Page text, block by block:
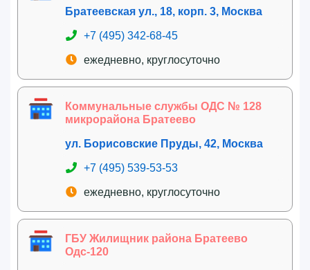
Братеевская ул., 18, корп. 3, Москва
+7 (495) 342-68-45
ежедневно, круглосуточно
Коммунальные службы ОДС № 128
микрорайона Братеево
ул. Борисовские Пруды, 42, Москва
+7 (495) 539-53-53
ежедневно, круглосуточно
ГБУ Жилищник района Братеево
Одс-120